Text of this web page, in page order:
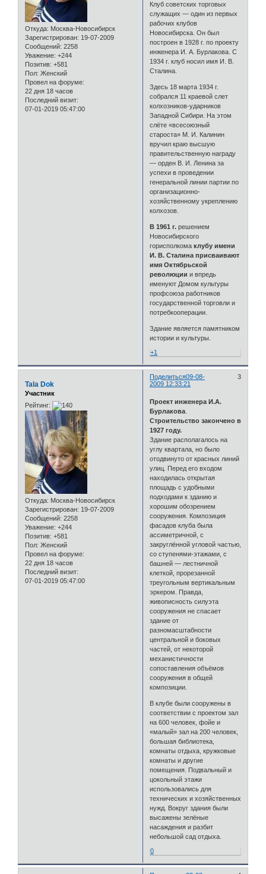
Откуда: Москва-Новосибирск
Зарегистрирован: 19-07-2009
Сообщений: 2258
Уважение: +244
Позитив: +581
Пол: Женский
Провел на форуме:
22 дня 18 часов
Последний визит:
07-01-2019 05:47:00
Клуб советских торговых
служащих — один из первых
рабочих клубов
Новосибирска. Он был
построен в 1928 г. по проекту
инженера И. А. Бурлакова. С
1934 г. клуб носил имя И. В.
Сталина.
Здесь 18 марта 1934 г.
собрался 11 краевой слет
колхозников-ударников
Западной Сибири. На этом
слёте «всесоюзный
староста» М. И. Калинин
вручил краю высшую
правительственную награду
— орден В. И. Ленина за
успехи в проведении
генеральной линии партии по
организационно-
хозяйственному укреплению
колхозов.
В 1961 г.решением
Новосибирского
горисполкомаклубу имени
И. В. Сталина присваивают
имя Октябрьской
революции и впредь
именуют Домом культуры
профсоюза работников
государственной торговли и
потребкооперации.
Здание является памятником
истории и культуры.
+1
Поделиться 3
09-08-
2009 12:33:21
Tala Dok
Участник
Рейтинг:
Откуда: Москва-Новосибирск
Зарегистрирован: 19-07-2009
Сообщений: 2258
Уважение: +244
Позитив: +581
Пол: Женский
Провел на форуме:
22 дня 18 часов
Последний визит:
07-01-2019 05:47:00
Проект инженера И.А.
Бурлакова
Строительство закончено в
1927 году.
Здание располагалось на
углу квартала, но было
отодвинуто от красных линий
улиц. Перед его входом
находилась открытая
площадь с удобными
подходами к зданию и
хорошим обозрением
сооружения. Композиция
фасадов клуба была
ассиметричной, с
закруглённой угловой частью,
со ступенями-этажами, с
башней — лестничной
клеткой, прорезанной
треугольным вертикальным
эркером. Правда,
живописность силуэта
сооружения не спасает
здание от
разномасштабности
центральной и боковых
частей, от некоторой
механистичности
сопоставления объёмов
сооружения в общей
композиции.
В клубе были сооружены в
соответствии с проектом зал
на 600 человек, фойе и
«малый» зал на 200 человек,
большая библиотека,
комнаты отдыха, кружковые
комнаты и другие
помещения. Подвальный и
цокольный этажи
использовались для
технических и хозяйственных
нужд. Вокруг здания были
высажены зелёные
насаждения и разбит
небольшой сад отдыха.
0